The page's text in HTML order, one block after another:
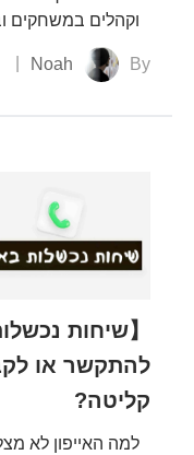
וקהלים במשחקים
By
Noah
【שיחות
להתקשר או
קליטה?
למה האייפון לא